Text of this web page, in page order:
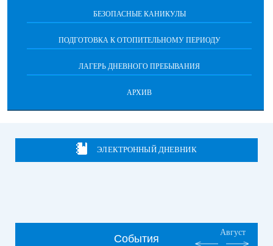
БЕЗОПАСНЫЕ КАНИКУЛЫ
ПОДГОТОВКА К ОТОПИТЕЛЬНОМУ ПЕРИОДУ
ЛАГЕРЬ ДНЕВНОГО ПРЕБЫВАНИЯ
АРХИВ
ЭЛЕКТРОННЫЙ ДНЕВНИК
События
Август